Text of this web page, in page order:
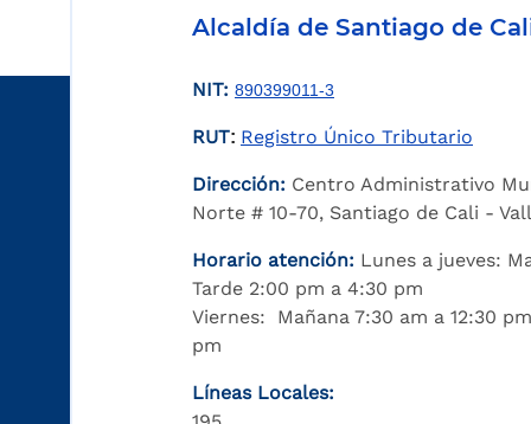
Alcaldía de Santiago de
NIT: 890399011-3
RUT: Registro Único Tributario
Dirección: Centro Administrativo
Norte # 10-70, Santiago de Cali -
Horario atención: Lunes a jueves:
Tarde 2:00 pm a 4:30 pm
Viernes: Mañana 7:30 am a 12:30
pm
Líneas Locales: